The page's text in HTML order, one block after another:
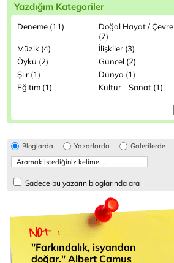
Yazdığım Kategoriler
Deneme (11) Doğal Hayat / Çevre
(7)
Müzik (4)
İlişkiler (3)
Öykü (2)
Güncel (2)
Şiir (1)
Dünya (1)
Eğitim (1)
Kültür - Sanat (1)
Bloglarda Yazarlarda Galerilerde
Sadece bu yazarın bloglarında ara
"Farkındalık, isyandan
doğar." Albert Camus